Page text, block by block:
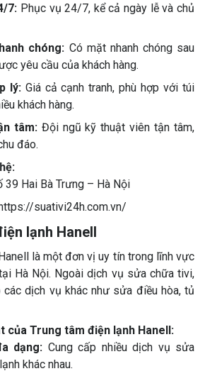
7: Phục vụ 24/7, kể cả ngày lễ và chủ
chóng: Có mặt nhanh chóng sau
yêu cầu của khách hàng.
lý: Giá cả cạnh tranh, phù hợp với túi
khách hàng.
tâm: Đội ngũ kỹ thuật viên tận tâm,
đáo.
39 Hai Bà Trưng – Hà Nội
suativi24h.com.vn/
lạnh Hanell
là một đơn vị uy tín trong lĩnh vực
Hà Nội. Ngoài dịch vụ sửa chữa tivi,
các dịch vụ khác như sửa điều hòa, tủ
của Trung tâm điện lạnh Hanell:
dạng: Cung cấp nhiều dịch vụ sửa
khác nhau.